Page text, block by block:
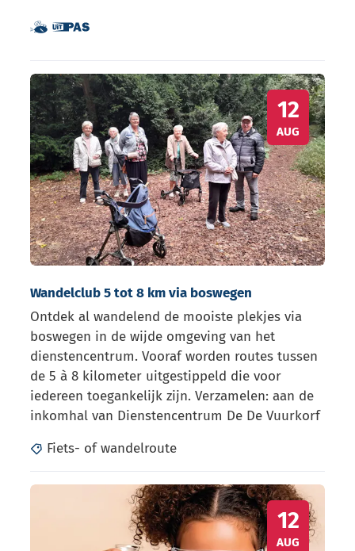
Samen met kinderen eropuit!
WO
12
AUG
Wandelclub 5 tot 8 km via boswegen
Wandelclub 5 tot 8 km via boswegen
Ontdek al wandelend de mooiste plekjes via
boswegen in de wijde omgeving van het
dienstencentrum. Vooraf worden routes tussen
de 5 à 8 kilometer uitgestippeld die voor
iedereen toegankelijk zijn. Verzamelen: aan de
inkomhal van Dienstencentrum De De Vuurkorf
Fiets- of wandelroute
WO
12
AUG
Gekke wetenschappers (�2019-�2018) 10 tot 16 u.